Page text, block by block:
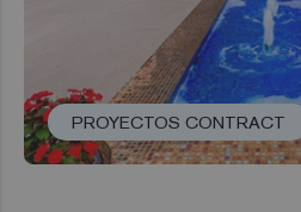
PROYECTOS CONTRACT